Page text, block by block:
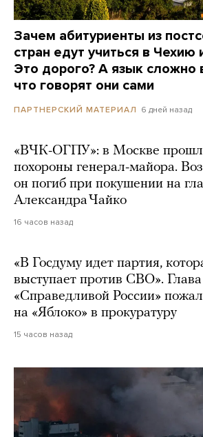
Зачем абитуриенты из
стран едут учиться в
Это дорого? А язык сложно
что говорят они сами
ПАРТНЕРСКИЙ МАТЕРИАЛ 6 дней назад
«ВЧК-ОГПУ»: в Москве
похороны генерал-майора.
он погиб при покушении на
Александра Чайко
16 часов назад
«В Госдуму идет партия,
выступает против СВО». Глава
«Справедливой России»
на «Яблоко» в прокуратуру
15 часов назад